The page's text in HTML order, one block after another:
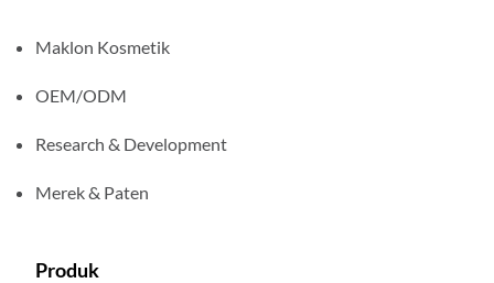
Maklon Kosmetik
OEM/ODM
Research & Development
Merek & Paten
Produk